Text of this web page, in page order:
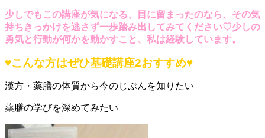
少しでもこの講座が気になる、目に留まったのなら、その気
持ちきっかけを逃さず一歩踏み出してみてください♡少しの
勇気と行動が何かを動かすこと、私は経験しています。
♥こんな方はぜひ基礎講座2おすすめ♥
漢方・薬膳の体質から今のじぶんを知りたい
薬膳の学びを深めてみたい